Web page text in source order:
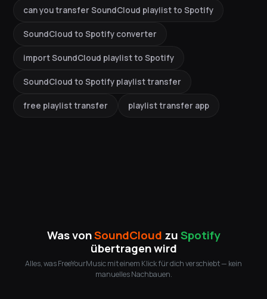
can you transfer SoundCloud playlist to Spotify
SoundCloud to Spotify converter
import SoundCloud playlist to Spotify
SoundCloud to Spotify playlist transfer
free playlist transfer playlist transfer app
Was vonSoundCloud zuSpotify
übertragen wird
Alles, was FreeYourMusic mit einem Klick für dich verschiebt — kein
manuelles Nachbauen.